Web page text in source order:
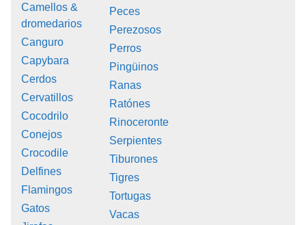
Camellos &
dromedarios
Canguro
Capybara
Cerdos
Cervatillos
Cocodrilo
Conejos
Crocodile
Delfines
Flamingos
Gatos
Peces
Perezosos
Perros
Pingüinos
Ranas
Ratónes
Rinoceronte
Serpientes
Tiburones
Tigres
Tortugas
Vacas